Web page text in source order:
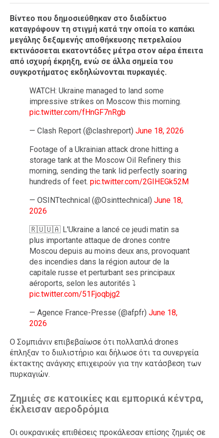
Βίντεο που δημοσιεύθηκαν στο διαδίκτυο
καταγράφουν τη στιγμή κατά την οποία το καπάκι
μεγάλης δεξαμενής αποθήκευσης πετρελαίου
εκτινάσσεται εκατοντάδες μέτρα στον αέρα έπειτα
από ισχυρή έκρηξη, ενώ σε άλλα σημεία του
συγκροτήματος εκδηλώνονται πυρκαγιές.
WATCH: Ukraine managed to land some
impressive strikes on Moscow this morning.
pic.twitter.com/fHnGF7nRgb
— Clash Report (@clashreport) June 18, 2026
Footage of a Ukrainian attack drone hitting a
storage tank at the Moscow Oil Refinery this
morning, sending the tank lid perfectly soaring
hundreds of feet. pic.twitter.com/2GIHEGk52M
— OSINTtechnical (@Osinttechnical) June 18,
2026
🇷🇺🇺🇦 L'Ukraine a lancé ce jeudi matin sa
plus importante attaque de drones contre
Moscou depuis au moins deux ans, provoquant
des incendies dans la région autour de la
capitale russe et perturbant ses principaux
aéroports, selon les autorités ⤵️
pic.twitter.com/51Fjoqbjg2
— Agence France-Presse (@afpfr) June 18,
2026
Ο Σομπιάνιν επιβεβαίωσε ότι πολλαπλά drones
έπληξαν το διυλιστήριο και δήλωσε ότι τα συνεργεία
έκτακτης ανάγκης επιχειρούν για την κατάσβεση των
πυρκαγιών.
Ζημιές σε κατοικίες και εμπορικά κέντρα,
έκλεισαν αεροδρόμια
Οι ουκρανικές επιθέσεις προκάλεσαν επίσης ζημιές σε